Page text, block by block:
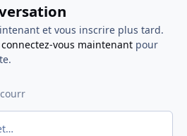
et vous inscrire plus tard.
connectez-vous maintenantpour